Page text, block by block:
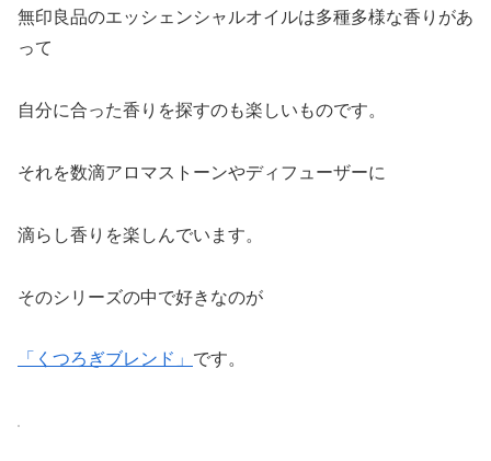
無印良品のエッシェンシャルオイルは多種多様な香りがあ
って
自分に合った香りを探すのも楽しいものです。
それを数滴アロマストーンやディフューザーに
滴らし香りを楽しんでいます。
そのシリーズの中で好きなのが
「くつろぎブレンド」 です。